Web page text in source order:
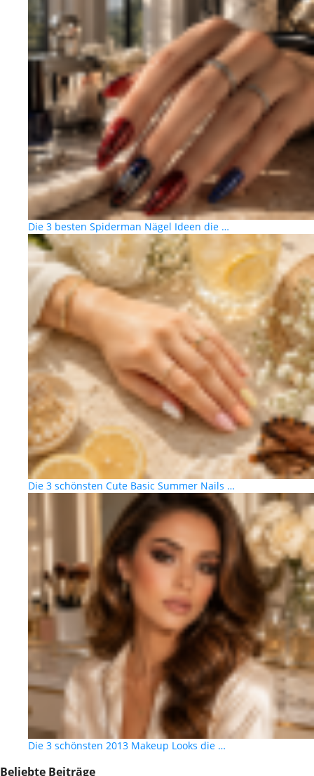
Die 3 besten Spiderman Nägel Ideen die …
Die 3 schönsten Cute Basic Summer Nails …
Die 3 schönsten 2013 Makeup Looks die …
Beliebte Beiträge